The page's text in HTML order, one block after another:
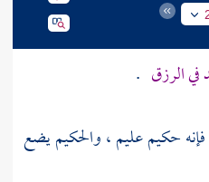
في الرزق .
حكيم عليم ، والحكيم يضع